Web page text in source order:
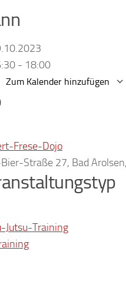
- 18:00
Zum Kalender hinzufügen
herunterladen
Frese-Dojo
Straße 27, Bad
Jutsu-Training